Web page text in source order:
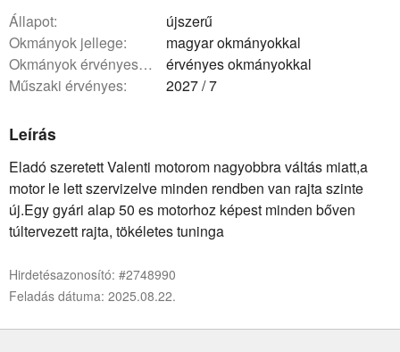
állapot:
újszerű
okmányok jellege:
magyar okmányokkal
okmányok érvényessége:
érvényes okmányokkal
műszaki érvényes:
2027 / 7
Leírás
Eladó szeretett Valenti motorom nagyobbra váltás miatt,a
motor le lett szervizelve minden rendben van rajta szinte
új.Egy gyári alap 50 es motorhoz képest minden bőven
túltervezett rajta, tökéletes tuninga
Hirdetésazonosító: #2748990
Feladás dátuma: 2025.08.22.